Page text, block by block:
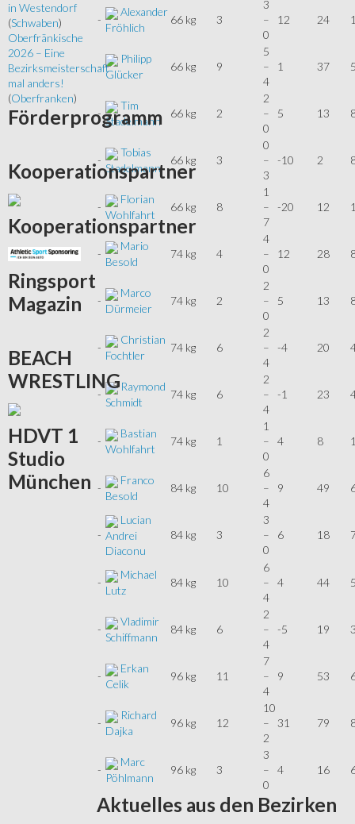
-
Alexander
Fröhlich
66 kg 3
3
–
0
12 24
-
Philipp
Glücker
66 kg 9
5
–
4
1 37
-
Tim
Stadelmann
66 kg 2
2
–
0
5 13
-
Tobias
Stadelmann
66 kg 3
0
–
3
-10 2
-
Florian
Wohlfahrt
66 kg 8
1
–
7
-20 12
-
Mario
Besold
74 kg 4
4
–
0
12 28
-
Marco
Dürmeier
74 kg 2
2
–
0
5 13
-
Christian
Fochtler
74 kg 6
2
–
4
-4 20
-
Raymond
Schmidt
74 kg 6
2
–
4
-1 23
-
Bastian
Wohlfahrt
74 kg 1
1
–
0
4 8
-
Franco
Besold
84 kg 10
6
–
4
9 49
-
Lucian
Andrei
Diaconu
84 kg 3
3
–
0
6 18
-
Michael
Lutz
84 kg 10
6
–
4
4 44
-
Vladimir
Schiffmann
84 kg 6
2
–
4
-5 19
-
Erkan
Celik
96 kg 11
7
–
4
9 53
-
Richard
Dajka
96 kg 12
10
–
2
31 79
-
Marc
Pöhlmann
96 kg 3
3
–
0
4 16
Aktuelles aus den Bezirken
in Westendorf
(Schwaben)
Oberfränkische
2026 – Eine
Bezirksmeisterschaft
mal anders!
(Oberfranken)
Förderprogramm
Kooperationspartner
Kooperationspartner
Ringsport
Magazin
BEACH
WRESTLING
HDVT 1
Studio
München